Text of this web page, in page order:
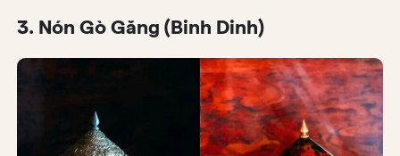
3. Nón Gò Găng (Binh Dinh)